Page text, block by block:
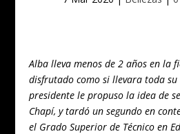
Alba lleva menos de 2 años en la
disfrutado como si llevara toda su
presidente le propuso la idea de
Chapí, y tardó un segundo en
el Grado Superior de Técnico en